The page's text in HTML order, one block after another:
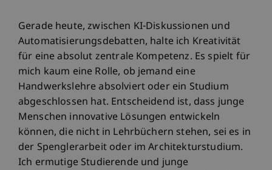
Gerade heute, zwischen KI-Diskussionen und
Automatisierungsdebatten, halte ich Kreativität
für eine absolut zentrale Kompetenz. Es spielt für
mich kaum eine Rolle, ob jemand eine
Handwerkslehre absolviert oder ein Studium
abgeschlossen hat. Entscheidend ist, dass junge
Menschen innovative Lösungen entwickeln
können, die nicht in Lehrbüchern stehen, sei es in
der Spenglerarbeit oder im Architekturstudium.
Ich ermutige Studierende und junge